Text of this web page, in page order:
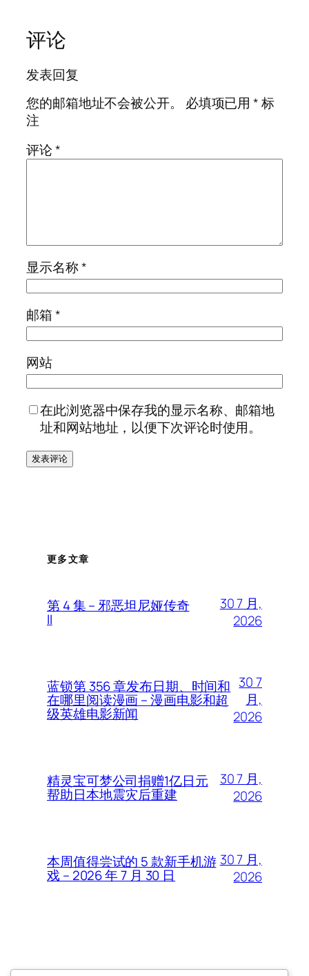
评论
发表回复
您的邮箱地址不会被公开。
必填项已用*标
注
评论*
显示名称*
邮箱*
网站
在此浏览器中保存我的显示名称、邮箱地
址和网站地址，以便下次评论时使用。
更多文章
第 4 集 – 邪恶坦尼娅传奇
II
30 7 月,
2026
蓝锁第 356 章发布日期、时间和
在哪里阅读漫画 – 漫画电影和超
级英雄电影新闻
30 7
月,
2026
精灵宝可梦公司捐赠1亿日元
帮助日本地震灾后重建
30 7 月,
2026
本周值得尝试的 5 款新手机游
戏 – 2026 年 7 月 30 日
30 7 月,
2026